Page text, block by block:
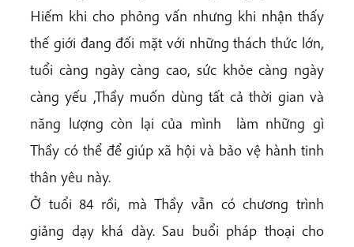
Hiếm khi cho phỏng vấn nhưng khi nhận thấy
thế giới đang đối mặt với những thách thức lớn,
tuổi càng ngày càng cao, sức khỏe càng ngày
càng yếu ,Thầy muốn dùng tất cả thời gian và
năng lượng còn lại của mình làm những gì
Thầy có thể để giúp xã hội và bảo vệ hành tinh
thân yêu này.
Ở tuổi 84 rồi, mà Thầy vẫn có chương trình
giảng dạy khá dày. Sau buổi pháp thoại cho